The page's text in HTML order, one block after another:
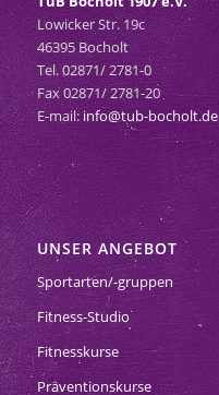
Lowicker Str. 19c
46395 Bocholt
Tel. 02871/ 2781-0
Fax 02871/ 2781-20
E-mail:info@tub-bocholt.de
UNSER ANGEBOT
Sportarten/-gruppen
Fitness-Studio
Fitnesskurse
Präventionskurse